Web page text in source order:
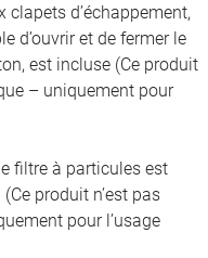
clapets d’échappement,
d’ouvrir et de fermer le
est incluse (Ce produit
– uniquement pour
filtre à particules est
produit n’est pas
pour l’usage